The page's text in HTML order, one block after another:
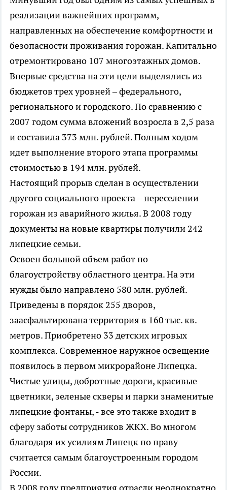
реализации важнейших программ,
направленных на обеспечение комфортности и
безопасности проживания горожан. Капитально
отремонтировано 107 многоэтажных домов.
Впервые средства на эти цели выделялись из
бюджетов трех уровней – федерального,
регионального и городского. По сравнению с
2007 годом сумма вложений возросла в 2,5 раза
и составила 373 млн. рублей. Полным ходом
идет выполнение второго этапа программы
стоимостью в 194 млн. рублей.
Настоящий прорыв сделан в осуществлении
другого социального проекта – переселении
горожан из аварийного жилья. В 2008 году
документы на новые квартиры получили 242
липецкие семьи.
Освоен большой объем работ по
благоустройству областного центра. На эти
нужды было направлено 580 млн. рублей.
Приведены в порядок 255 дворов,
заасфальтирована территория в 160 тыс. кв.
метров. Приобретено 33 детских игровых
комплекса. Современное наружное освещение
появилось в первом микрорайоне Липецка.
Чистые улицы, добротные дороги, красивые
цветники, зеленые скверы и парки знаменитые
липецкие фонтаны, - все это также входит в
сферу заботы сотрудников ЖКХ. Во многом
благодаря их усилиям Липецк по праву
считается самым благоустроенным городом
России.
В 2008 году предприятия отрасли неоднократно